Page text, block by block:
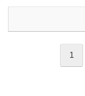
1